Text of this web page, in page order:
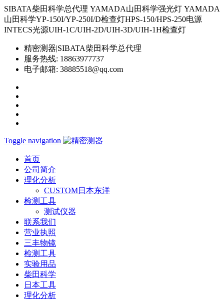
SIBATA柴田科学总代理 YAMADA山田科学强光灯 YAMADA
山田科学YP-150I/YP-250I/D检查灯HPS-150/HPS-250电源
INTECS光源UIH-1C/UIH-2D/UIH-3D/UIH-1H检查灯
精密测器|SIBATA柴田科学总代理
服务热线: 18863977737
电子邮箱: 38885518@qq.com
Toggle navigation
首页
公司简介
理化分析
CUSTOM日本东洋
检测工具
测试仪器
联系我们
营业执照
三丰物镜
检测工具
实验用品
柴田科学
日本工具
理化分析